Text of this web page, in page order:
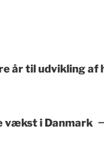
år til udvikling af
vækst i Danmark